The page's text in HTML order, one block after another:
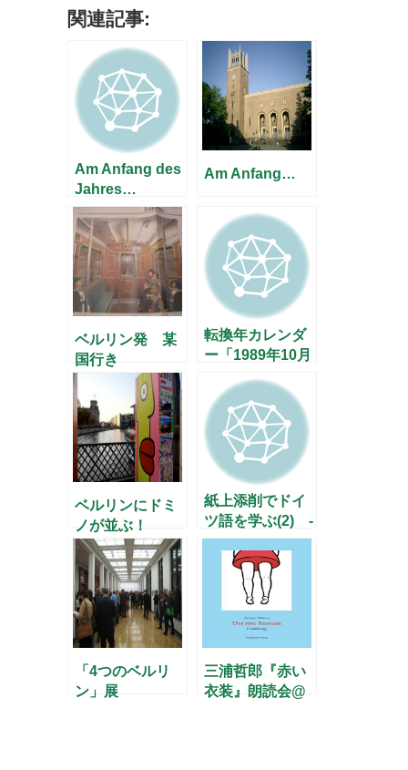
関連記事:
Am Anfang des
Jahres…
Am Anfang…
ベルリン発 某
国行き
転換年カレンダ
ー「1989年10月
ベルリンにドミ
ノが並ぶ！
紙上添削でドイ
ツ語を学ぶ(2) -
お茶の水・湯島
(1) –
「4つのベルリ
ン」展
三浦哲郎『赤い
衣装』朗読会@